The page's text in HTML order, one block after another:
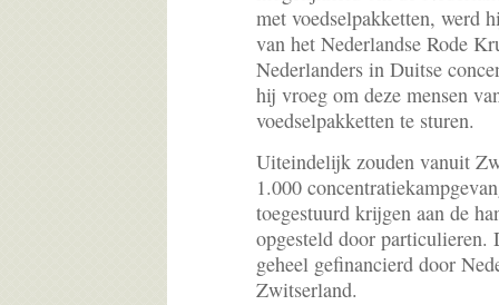
met voedselpakketten, werd
van het Nederlandse Rode
Nederlanders in Duitse
hij vroeg om deze mensen
voedselpakketten te sturen.
Uiteindelijk zouden vanuit
1.000
toegestuurd krijgen aan de
opgesteld door particulieren.
geheel gefinancierd door
Zwitserland.